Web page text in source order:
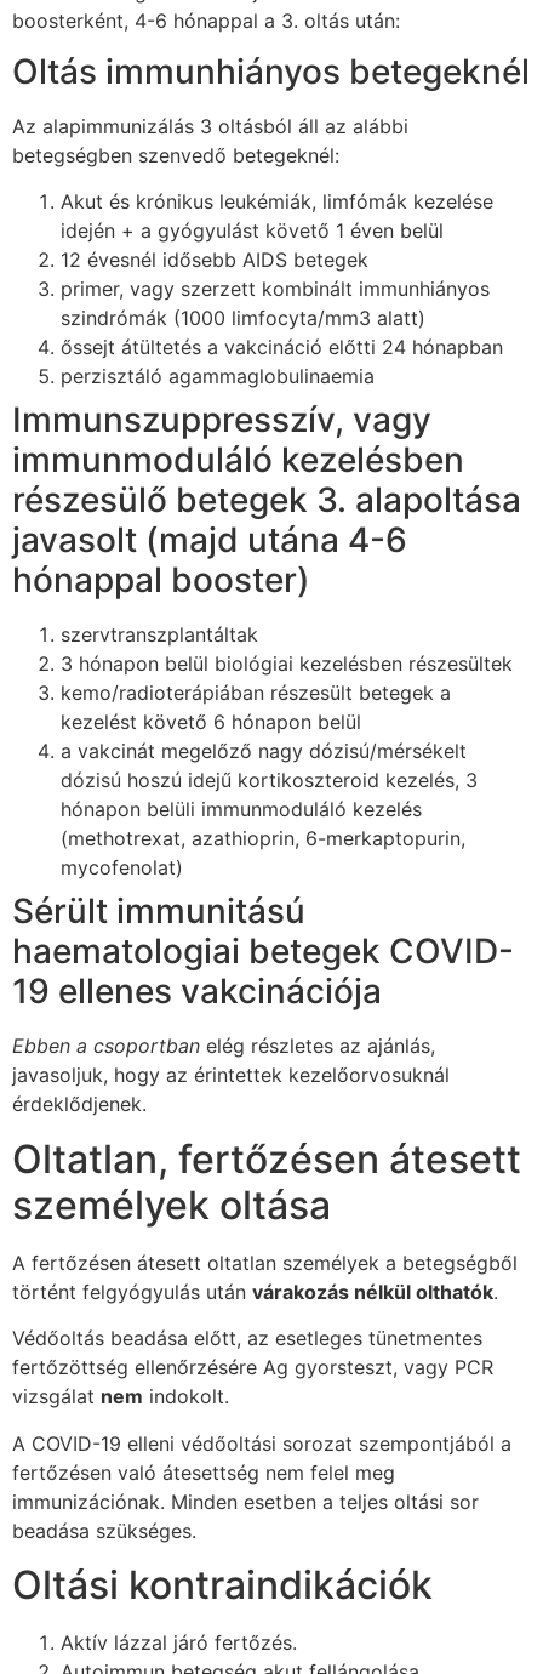
boosterként, 4-6 hónappal a 3. oltás után:
Oltás immunhiányos betegeknél
Az alapimmunizálás 3 oltásból áll az alábbi
betegségben szenvedő betegeknél:
Akut és krónikus leukémiák, limfómák kezelése
idején + a gyógyulást követő 1 éven belül
12 évesnél idősebb AIDS betegek
primer, vagy szerzett kombinált immunhiányos
szindrómák (1000 limfocyta/mm3 alatt)
őssejt átültetés a vakcináció előtti 24 hónapban
perzisztáló agammaglobulinaemia
Immunszuppresszív, vagy
immunmoduláló kezelésben
részesülő betegek 3. alapoltása
javasolt (majd utána 4-6
hónappal booster)
szervtranszplantáltak
3 hónapon belül biológiai kezelésben részesültek
kemo/radioterápiában részesült betegek a
kezelést követő 6 hónapon belül
a vakcinát megelőző nagy dózisú/mérsékelt
dózisú hoszú idejű kortikoszteroid kezelés, 3
hónapon belüli immunmoduláló kezelés
(methotrexat, azathioprin, 6-merkaptopurin,
mycofenolat)
Sérült immunitású
haematologiai betegek COVID-
19 ellenes vakcinációja
Ebben a csoportban elég részletes az ajánlás,
javasoljuk, hogy az érintettek kezelőorvosuknál
érdeklődjenek.
Oltatlan, fertőzésen átesett
személyek oltása
A fertőzésen átesett oltatlan személyek a betegségből
történt felgyógyulás után várakozás nélkül olthatók.
Védőoltás beadása előtt, az esetleges tünetmentes
fertőzöttség ellenőrzésére Ag gyorsteszt, vagy PCR
vizsgálat nem indokolt.
A COVID-19 elleni védőoltási sorozat szempontjából a
fertőzésen való átesettség nem felel meg
immunizációnak. Minden esetben a teljes oltási sor
beadása szükséges.
Oltási kontraindikációk
Aktív lázzal járó fertőzés.